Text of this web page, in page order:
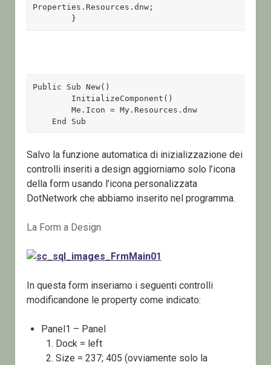
Properties.Resources.dnw;
        }
Public Sub New()
        Me.Icon = My.Resources.dnw
    End Sub
Salvo la funzione automatica di inizializzazione dei
controlli inseriti a design aggiorniamo solo l’icona
della form usando l’icona personalizzata
DotNetwork che abbiamo inserito nel programma.
La Form a Design
In questa form inseriamo i seguenti controlli
modificandone le property come indicato:
Panel1 – Panel
Dock = left
Size = 237; 405 (ovviamente solo la